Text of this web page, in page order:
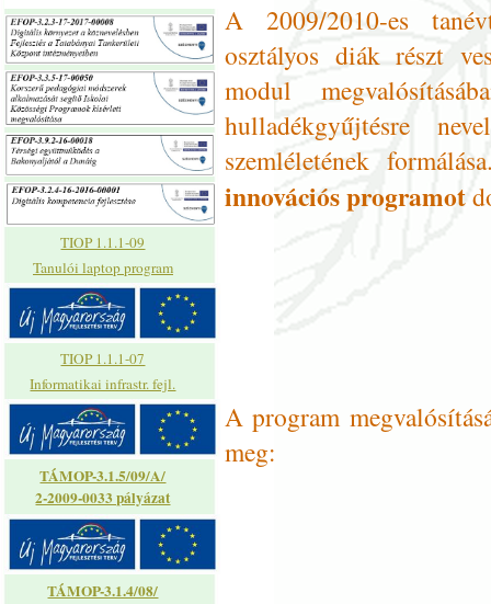
TIOP 1.1.1-09
Tanulói laptop program
TIOP 1.1.1-07
Informatikai infrastr. fejl.
TÁMOP-3.1.5/09/A/
2-2009-0033 pályázat
TÁMOP-3.1.4/08/
A 2009/2010-es
osztályos diák részt
modul
hulladékgyűjtésre
szemléletének
innovációs programot
A program
meg: